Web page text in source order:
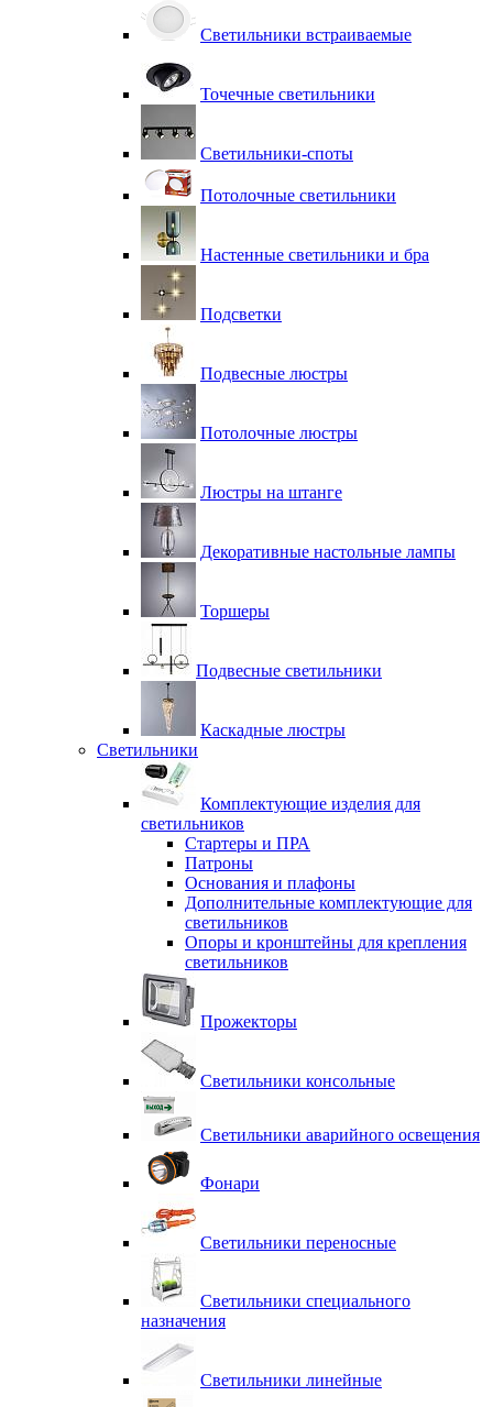
Светильники встраиваемые
Точечные светильники
Светильники-споты
Потолочные светильники
Настенные светильники и бра
Подсветки
Подвесные люстры
Потолочные люстры
Люстры на штанге
Декоративные настольные лампы
Торшеры
Подвесные светильники
Каскадные люстры
Светильники
Комплектующие изделия для
светильников
Стартеры и ПРА
Патроны
Основания и плафоны
Дополнительные комплектующие для
светильников
Опоры и кронштейны для крепления
светильников
Прожекторы
Светильники консольные
Светильники аварийного освещения
Фонари
Светильники переносные
Светильники специального
назначения
Светильники линейные